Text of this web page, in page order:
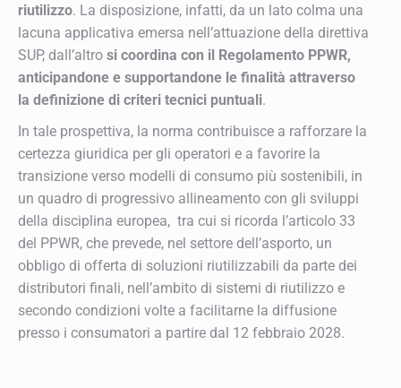
riutilizzo. La disposizione, infatti, da un lato colma una
lacuna applicativa emersa nell’attuazione della direttiva
SUP, dall’altro si coordina con il Regolamento PPWR,
anticipandone e supportandone le finalità attraverso
la definizione di criteri tecnici puntuali.
In tale prospettiva, la norma contribuisce a rafforzare la
certezza giuridica per gli operatori e a favorire la
transizione verso modelli di consumo più sostenibili, in
un quadro di progressivo allineamento con gli sviluppi
della disciplina europea, tra cui si ricorda l’articolo 33
del PPWR, che prevede, nel settore dell’asporto, un
obbligo di offerta di soluzioni riutilizzabili da parte dei
distributori finali, nell’ambito di sistemi di riutilizzo e
secondo condizioni volte a facilitarne la diffusione
presso i consumatori a partire dal 12 febbraio 2028.